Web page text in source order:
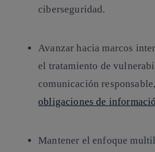
ciberseguridad.
Avanzar hacia marcos
el tratamiento de
comunicación
obligaciones de
Mantener el enfoque